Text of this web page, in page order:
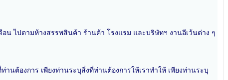
น ไปตามห้างสรรพสินค้า ร้านค้า โรงแรม และบริษัทฯ งานอีเว้นต่าง ๆ
ต้องการ เพียงท่านระบุสิ่งที่ท่านต้องการให้เราทำให้ เพียงท่านระบุ